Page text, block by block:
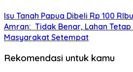
Isu Tanah Papua Dibeli Rp 100
Amran: Tidak Benar, Lahan Tetap
Masyarakat Setempat
Rekomendasi untuk kamu